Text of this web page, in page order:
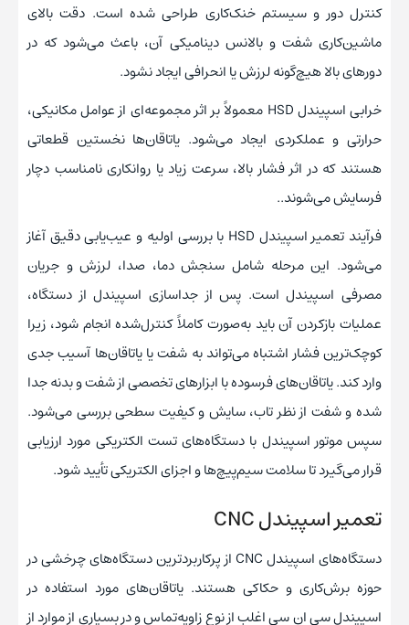
کنترل دور و سیستم خنک‌کاری طراحی شده است. دقت بالای
ماشین‌کاری شفت و بالانس دینامیکی آن، باعث می‌شود که در
دورهای بالا هیچ‌گونه لرزش یا انحرافی ایجاد نشود.
خرابی اسپیندل HSD معمولاً بر اثر مجموعه‌ای از عوامل مکانیکی،
حرارتی و عملکردی ایجاد می‌شود. یاتاقان‌ها نخستین قطعاتی
هستند که در اثر فشار بالا، سرعت زیاد یا روانکاری نامناسب دچار
فرسایش می‌شوند..
فرآیند تعمیر اسپیندل HSD با بررسی اولیه و عیب‌یابی دقیق آغاز
می‌شود. این مرحله شامل سنجش دما، صدا، لرزش و جریان
مصرفی اسپیندل است. پس از جداسازی اسپیندل از دستگاه،
عملیات بازکردن آن باید به‌صورت کاملاً کنترل‌شده انجام شود، زیرا
کوچک‌ترین فشار اشتباه می‌تواند به شفت یا یاتاقان‌ها آسیب جدی
وارد کند. یاتاقان‌های فرسوده با ابزارهای تخصصی از شفت و بدنه جدا
شده و شفت از نظر تاب، سایش و کیفیت سطحی بررسی می‌شود.
سپس موتور اسپیندل با دستگاه‌های تست الکتریکی مورد ارزیابی
قرار می‌گیرد تا سلامت سیم‌پیچ‌ها و اجزای الکتریکی تأیید شود.
تعمیر اسپیندل CNC
دستگاه‌های اسپیندل CNC از پرکاربردترین دستگاه‌های چرخشی در
حوزه برش‌کاری و حکاکی هستند. یاتاقان‌های مورد استفاده در
اسپیندل سی ان سی اغلب از نوع زاویه‌تماس و در بسیاری از موارد از